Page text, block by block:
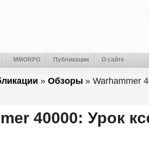
MMORPG Публикации О сайте
» Обзоры » Warhammer
40000: Урок